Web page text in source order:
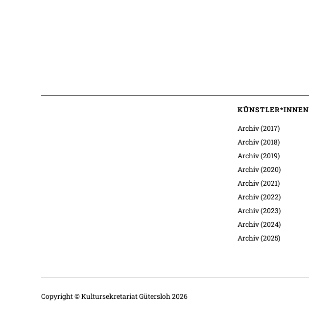
KÜNSTLER*INNEN
Archiv (2017)
Archiv (2018)
Archiv (2019)
Archiv (2020)
Archiv (2021)
Archiv (2022)
Archiv (2023)
Archiv (2024)
Archiv (2025)
Copyright © Kultursekretariat Gütersloh 2026